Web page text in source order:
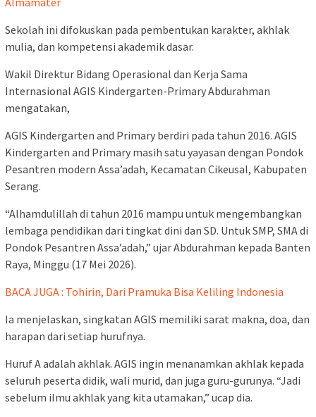
Sekolah ini difokuskan pada pembentukan karakter, akhlak
mulia, dan kompetensi akademik dasar.
Wakil Direktur Bidang Operasional dan Kerja Sama
Internasional AGIS Kindergarten-Primary Abdurahman
mengatakan,
AGIS Kindergarten and Primary berdiri pada tahun 2016. AGIS
Kindergarten and Primary masih satu yayasan dengan Pondok
Pesantren modern Assa’adah, Kecamatan Cikeusal, Kabupaten
Serang.
“Alhamdulillah di tahun 2016 mampu untuk mengembangkan
lembaga pendidikan dari tingkat dini dan SD. Untuk SMP, SMA di
Pondok Pesantren Assa’adah,” ujar Abdurahman kepada Banten
Raya, Minggu (17 Mei 2026).
BACA JUGA : Tohirin, Dari Pramuka Bisa Keliling Indonesia
Ia menjelaskan, singkatan AGIS memiliki sarat makna, doa, dan
harapan dari setiap hurufnya.
Huruf A adalah akhlak. AGIS ingin menanamkan akhlak kepada
seluruh peserta didik, wali murid, dan juga guru-gurunya. “Jadi
sebelum ilmu akhlak yang kita utamakan,” ucap dia.